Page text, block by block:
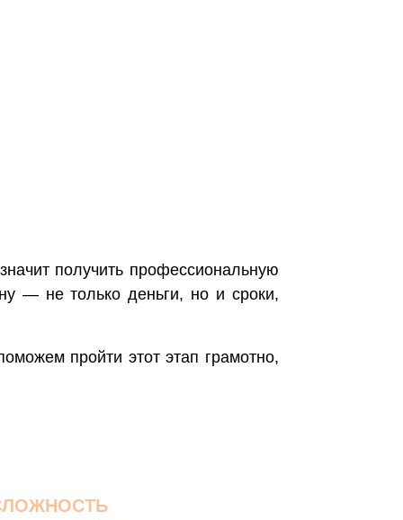
получить профессиональную
— не только деньги, но и сроки,
пройти этот этап грамотно,